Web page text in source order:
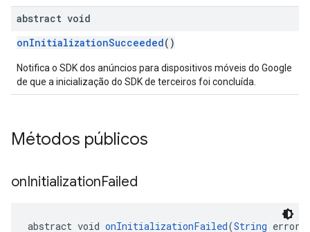
abstract void
onInitializationSucceeded()
Notifica o SDK dos anúncios para dispositivos móveis do Google
de que a inicialização do SDK de terceiros foi concluída.
Métodos públicos
onInitializationFailed
abstract void onInitializationFailed(String error)